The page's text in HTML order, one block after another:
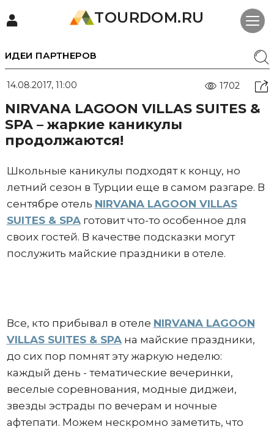
TOURDOM.RU
ИДЕИ ПАРТНЕРОВ
14.08.2017, 11:00 1702
NIRVANA LAGOON VILLAS SUITES &
SPA – жаркие каникулы
продолжаются!
Школьные каникулы подходят к концу, но
летний сезон в Турции еще в самом разгаре. В
сентябре отель NIRVANA LAGOON VILLAS
SUITES & SPAготовит что-то особенное для
своих гостей. В качестве подсказки могут
послужить майские праздники в отеле.
Все, кто прибывал в отеле NIRVANA LAGOON
VILLAS SUITES & SPAна майские праздники,
до сих пор помнят эту жаркую неделю:
каждый день - тематические вечеринки,
веселые соревнования, модные диджеи,
звезды эстрады по вечерам и ночные
афтепати. Можем нескромно заметить, что